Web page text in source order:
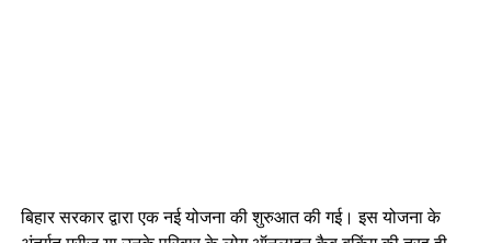
बिहार सरकार द्वारा एक नई योजना की शुरुआत की गई। इस योजना के